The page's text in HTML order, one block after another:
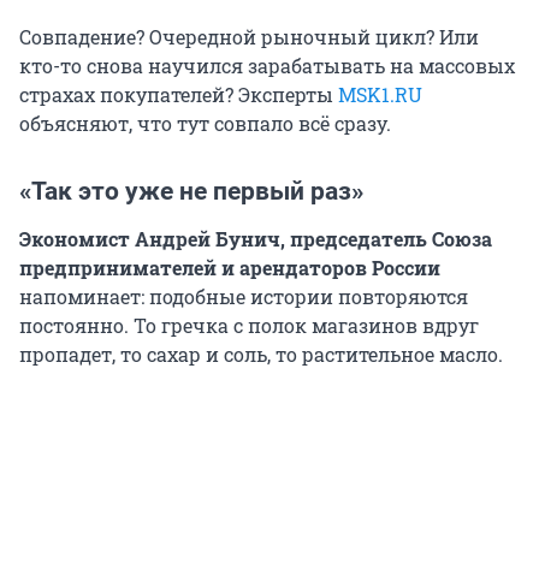
Совпадение? Очередной рыночный цикл? Или
кто-то снова научился зарабатывать на массовых
страхах покупателей? Эксперты MSK1.RU
объясняют, что тут совпало всё сразу.
«Так это уже не первый раз»
Экономист Андрей Бунич, председатель Союза
предпринимателей и арендаторов России
напоминает: подобные истории повторяются
постоянно. То гречка с полок магазинов вдруг
пропадет, то сахар и соль, то растительное масло.